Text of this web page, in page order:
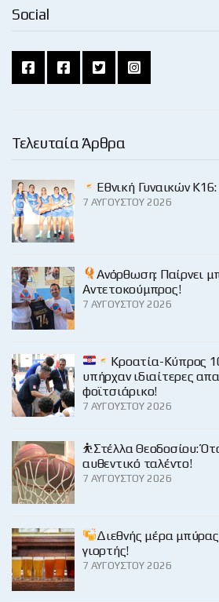
Social
Τελευταία Άρθρα
Εθνική Γυναικών
7 ΑΥΓΟΎΣΤΟΥ 2026
Ανόρθωση: Παίρνει
Αντετοκούμπρος!
7 ΑΥΓΟΎΣΤΟΥ 2026
Κροατία-Κύπρος
υπήρχαν ιδιαίτερες
φοϊτσιάρικο!
7 ΑΥΓΟΎΣΤΟΥ 2026
⛹️Στέλλα Θεοδοσίου:
αυθεντικό ταλέντο!
7 ΑΥΓΟΎΣΤΟΥ 2026
Διεθνής μέρα
γιορτής!
7 ΑΥΓΟΎΣΤΟΥ 2026